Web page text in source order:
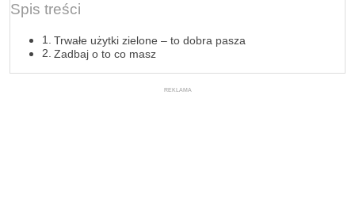
Spis treści
Trwałe użytki zielone – to dobra pasza
Zadbaj o to co masz
REKLAMA